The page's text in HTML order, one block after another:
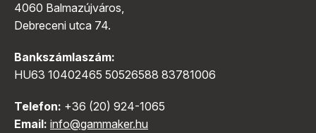
4060 Balmazújváros,
Debreceni utca 74.
Bankszámlaszám:
HU63 10402465 50526588 83781006
Telefon: +36 (20) 924-1065
Email: info@gammaker.hu